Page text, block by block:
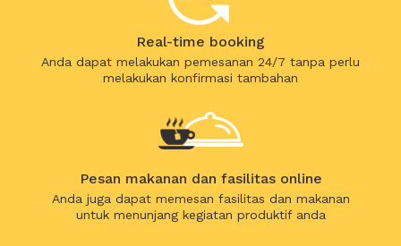
Real-time booking
Anda dapat melakukan pemesanan 24/7 tanpa perlu
melakukan konfirmasi tambahan
Pesan makanan dan fasilitas online
Anda juga dapat memesan fasilitas dan makanan
untuk menunjang kegiatan produktif anda